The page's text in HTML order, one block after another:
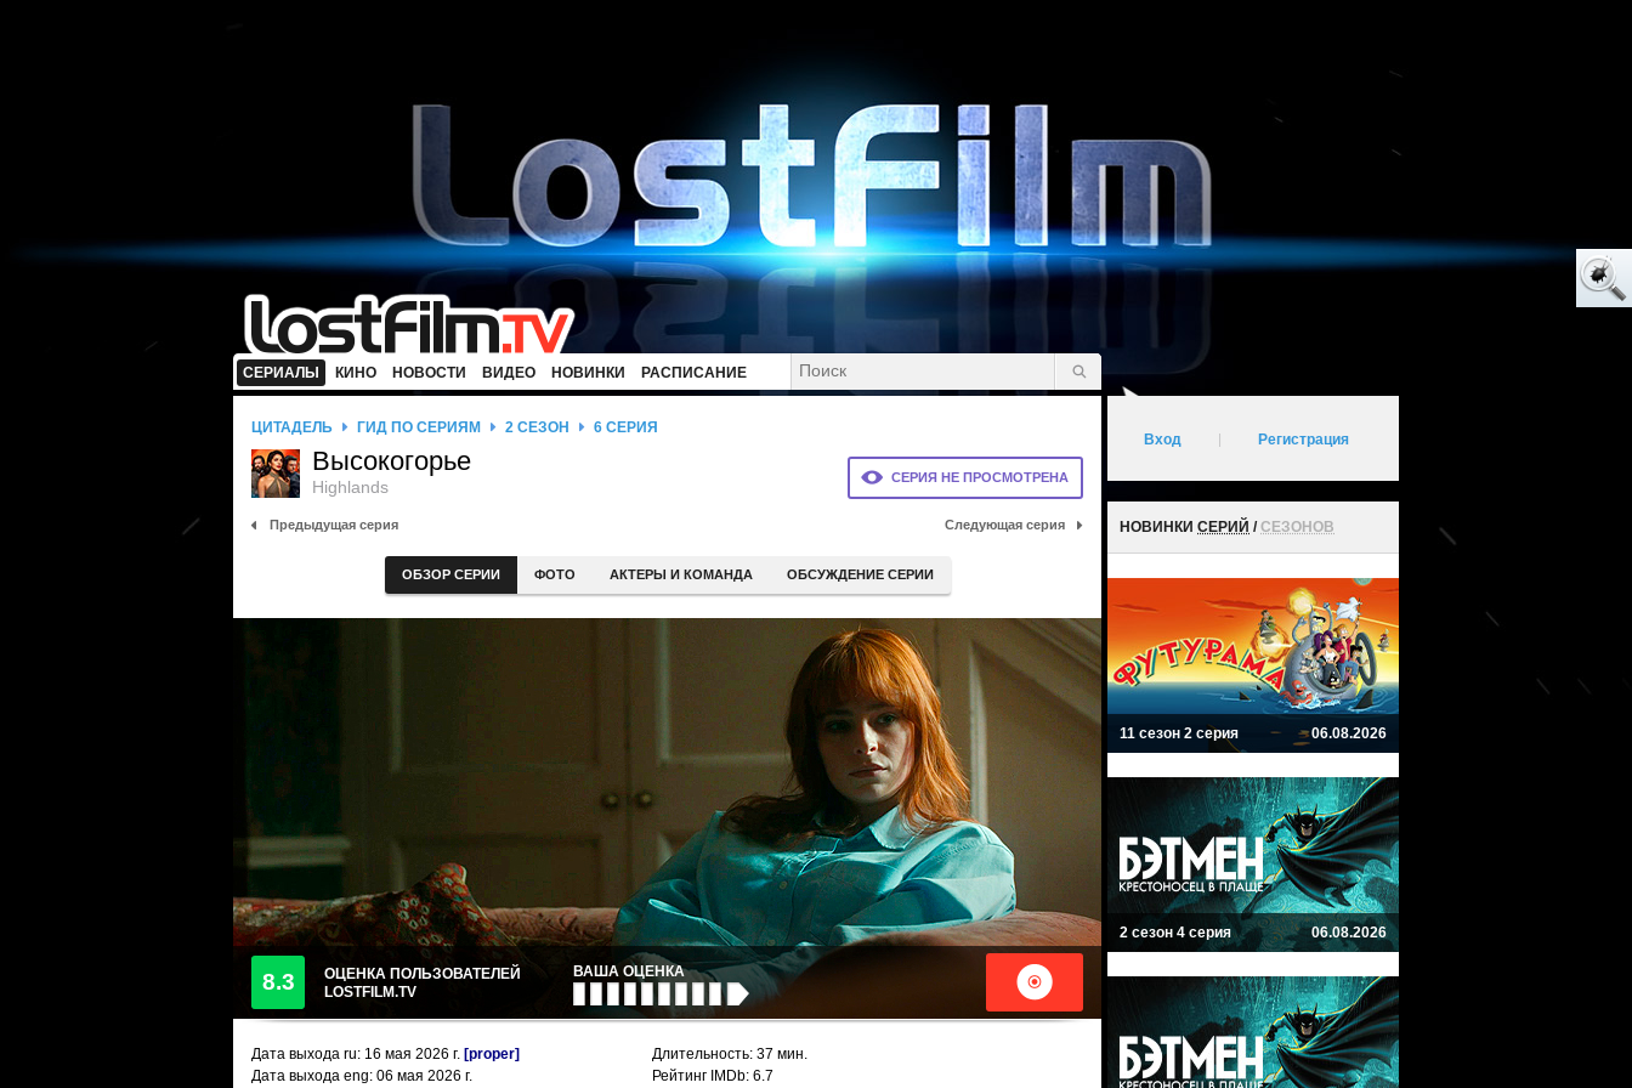
СЕРИАЛЫ КИНО НОВОСТИ ВИДЕО НОВИНКИ РАСПИСАНИЕ
СЕРИЯ НЕ ПРОСМОТРЕНА
ЦИТАДЕЛЬ ГИД ПО СЕРИЯМ 2 СЕЗОН 6 СЕРИЯ
Высокогорье
Highlands
Предыдущая серия Следующая серия
ОБЗОР СЕРИИ ФОТО АКТЕРЫ И КОМАНДА ОБСУЖДЕНИЕ СЕРИИ
8.3
ОЦЕНКА ПОЛЬЗОВАТЕЛЕЙ
LOSTFILM.TV
ВАША ОЦЕНКА
Дата выхода ru: 16 мая 2026 г. [proper]
Дата выхода eng: 06 мая 2026 г.
Длительность: 37 мин.
Рейтинг IMDb: 6.7
Вход Регистрация
НОВИНКИ СЕРИЙ /СЕЗОНОВ
11 сезон 2 серия 06.08.2026
2 сезон 4 серия 06.08.2026